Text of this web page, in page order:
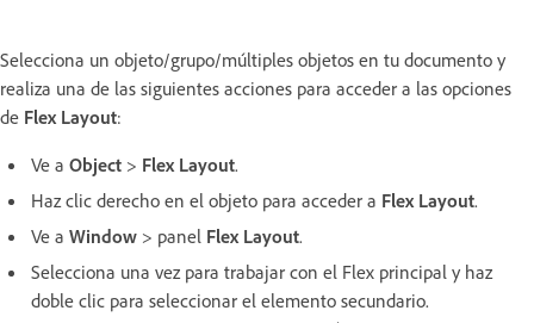
Selecciona un objeto/grupo/múltiples objetos en tu documento y
realiza una de las siguientes acciones para acceder a las opciones
de Flex Layout:
Ve a Object > Flex Layout.
Haz clic derecho en el objeto para acceder a Flex Layout.
Ve a Window > panel Flex Layout.
Selecciona una vez para trabajar con el Flex principal y haz
doble clic para seleccionar el elemento secundario.